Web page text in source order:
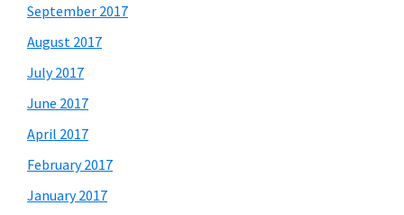
September 2017
August 2017
July 2017
June 2017
April 2017
February 2017
January 2017